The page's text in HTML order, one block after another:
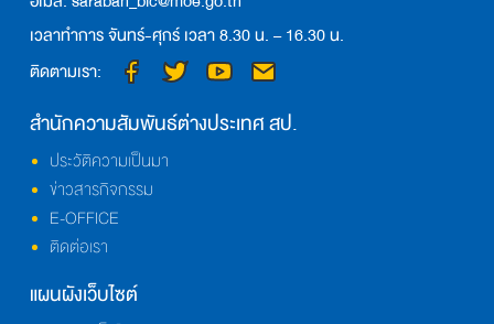
เวลาทำการ จันทร์-ศุกร์ เวลา 8.30 น. – 16.30 น.
ติดตามเรา:
สำนักความสัมพันธ์ต่างประเทศ สป.
ประวัติความเป็นมา
ข่าวสารกิจกรรม
E-OFFICE
ติดต่อเรา
แผนผังเว็บไซต์